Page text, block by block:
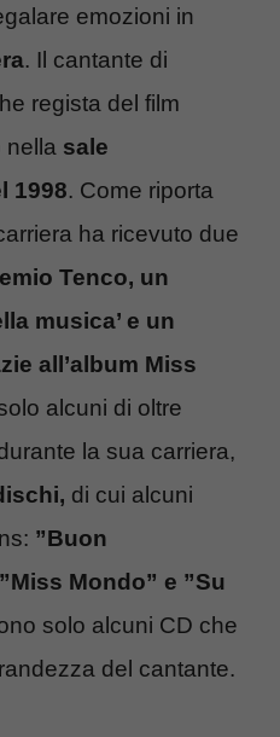
emozioni in
. Il cantante di
regista del film
nella sale
1998. Come riporta
ha ricevuto due
Tenco, un
musica’ e un
all’album Miss
alcuni di oltre
la sua carriera,
di cui alcuni
”Buon
Mondo” e ”Su
solo alcuni CD che
del cantante.